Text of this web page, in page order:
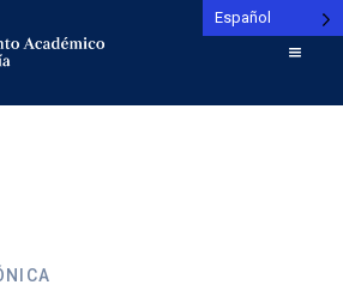
Español